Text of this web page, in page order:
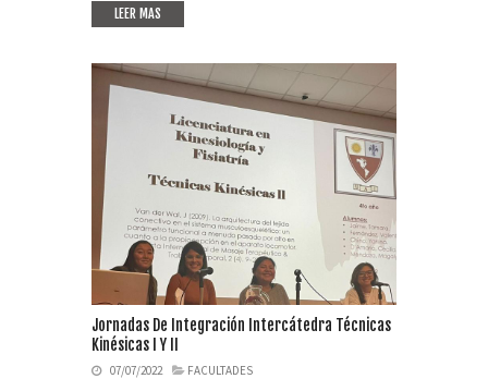
LEER MAS
Jornadas De Integración Intercátedra Técnicas
Kinésicas I Y II
07/07/2022 FACULTADES